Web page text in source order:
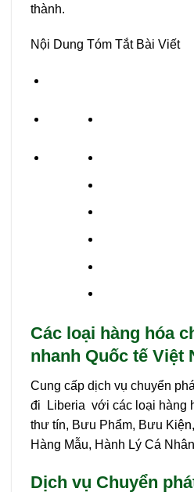
thành.
Nội Dung Tóm Tắt Bài Viết
Các loại hàng hóa
nhanh Quốc tế Việt
Cung cấp dịch vụ chuyển
đi Liberia với các loại hàng
thư tín, Bưu Phẩm, Bưu
Hàng Mẫu, Hành Lý Cá Nhân
Dịch vụ Chuyển